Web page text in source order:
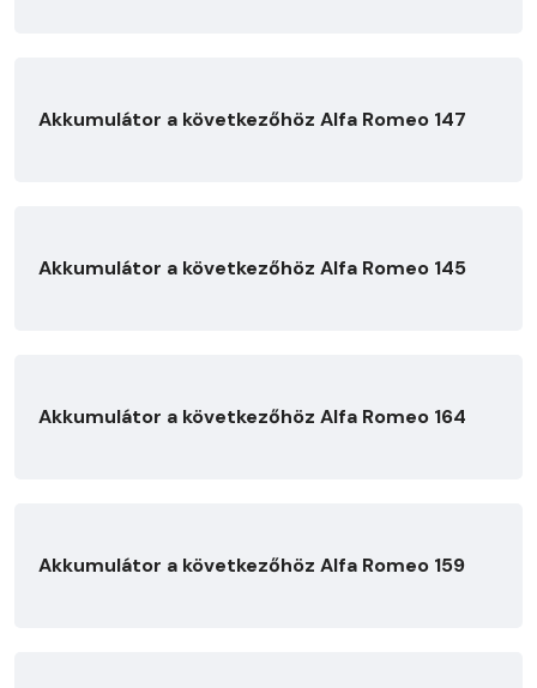
Akkumulátor a következőhöz Alfa Romeo 147
Akkumulátor a következőhöz Alfa Romeo 145
Akkumulátor a következőhöz Alfa Romeo 164
Akkumulátor a következőhöz Alfa Romeo 159